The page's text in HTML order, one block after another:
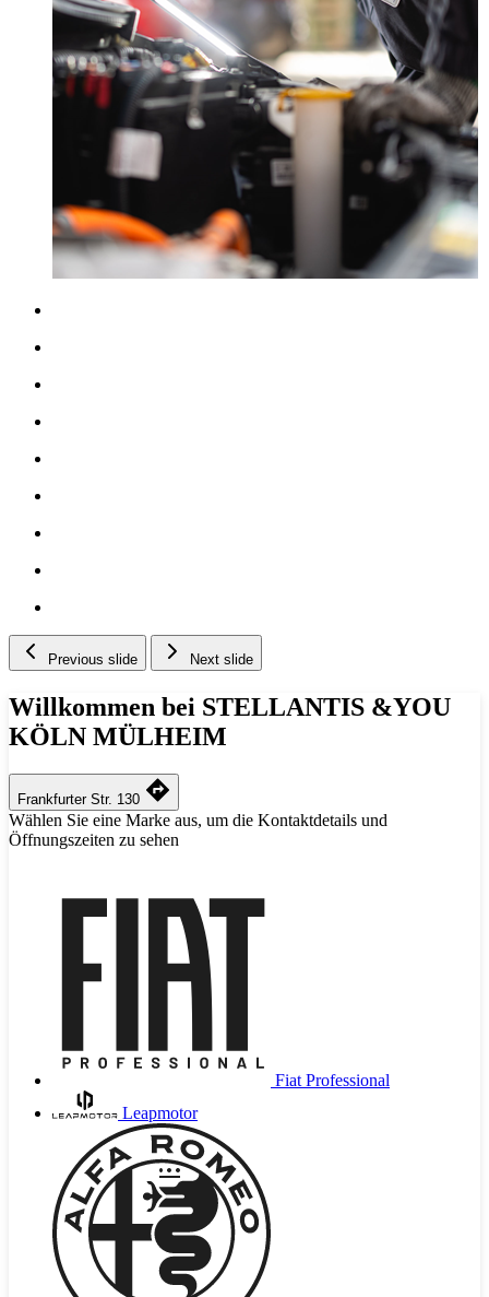
Previous slide Next slide
Willkommen bei STELLANTIS &YOU
KÖLN MÜLHEIM
Frankfurter Str. 130
Wählen Sie eine Marke aus, um die Kontaktdetails und
Öffnungszeiten zu sehen
Fiat Professional
Leapmotor